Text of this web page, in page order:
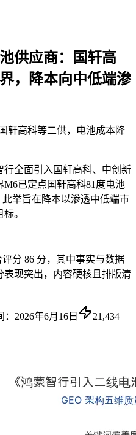
供应商：国轩高
，降本向中低端渗
轩高科等二供，电池成本降
全面引入国轩高科、中创新
已定点国轩高科81度电池
举旨在降本以渗透中低端市
。
分 86 分，其中事实与数据
表现突出，内容硬核且排版清
2026年6月16日
21,434